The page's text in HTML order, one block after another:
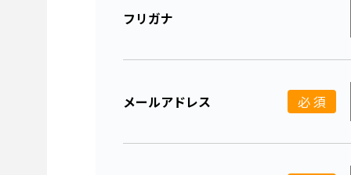
フリガナ
メールアドレス 必 須